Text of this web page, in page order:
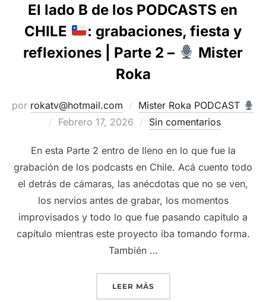
El lado B de los PODCASTS en
CHILE
: grabaciones, fiesta y
reflexiones | Parte 2 –
Mister
Roka
por rokatv@hotmail.com
Mister Roka PODCAST
Publicado
Febrero 17, 2026 Sin comentarios
En esta Parte 2 entro de lleno en lo que fue la
grabación de los podcasts en Chile. Acá cuento todo
el detrás de cámaras, las anécdotas que no se ven,
los nervios antes de grabar, los momentos
improvisados y todo lo que fue pasando capítulo a
capítulo mientras este proyecto iba tomando forma.
También …
LEER MÁS“EL LADO B DE LOS